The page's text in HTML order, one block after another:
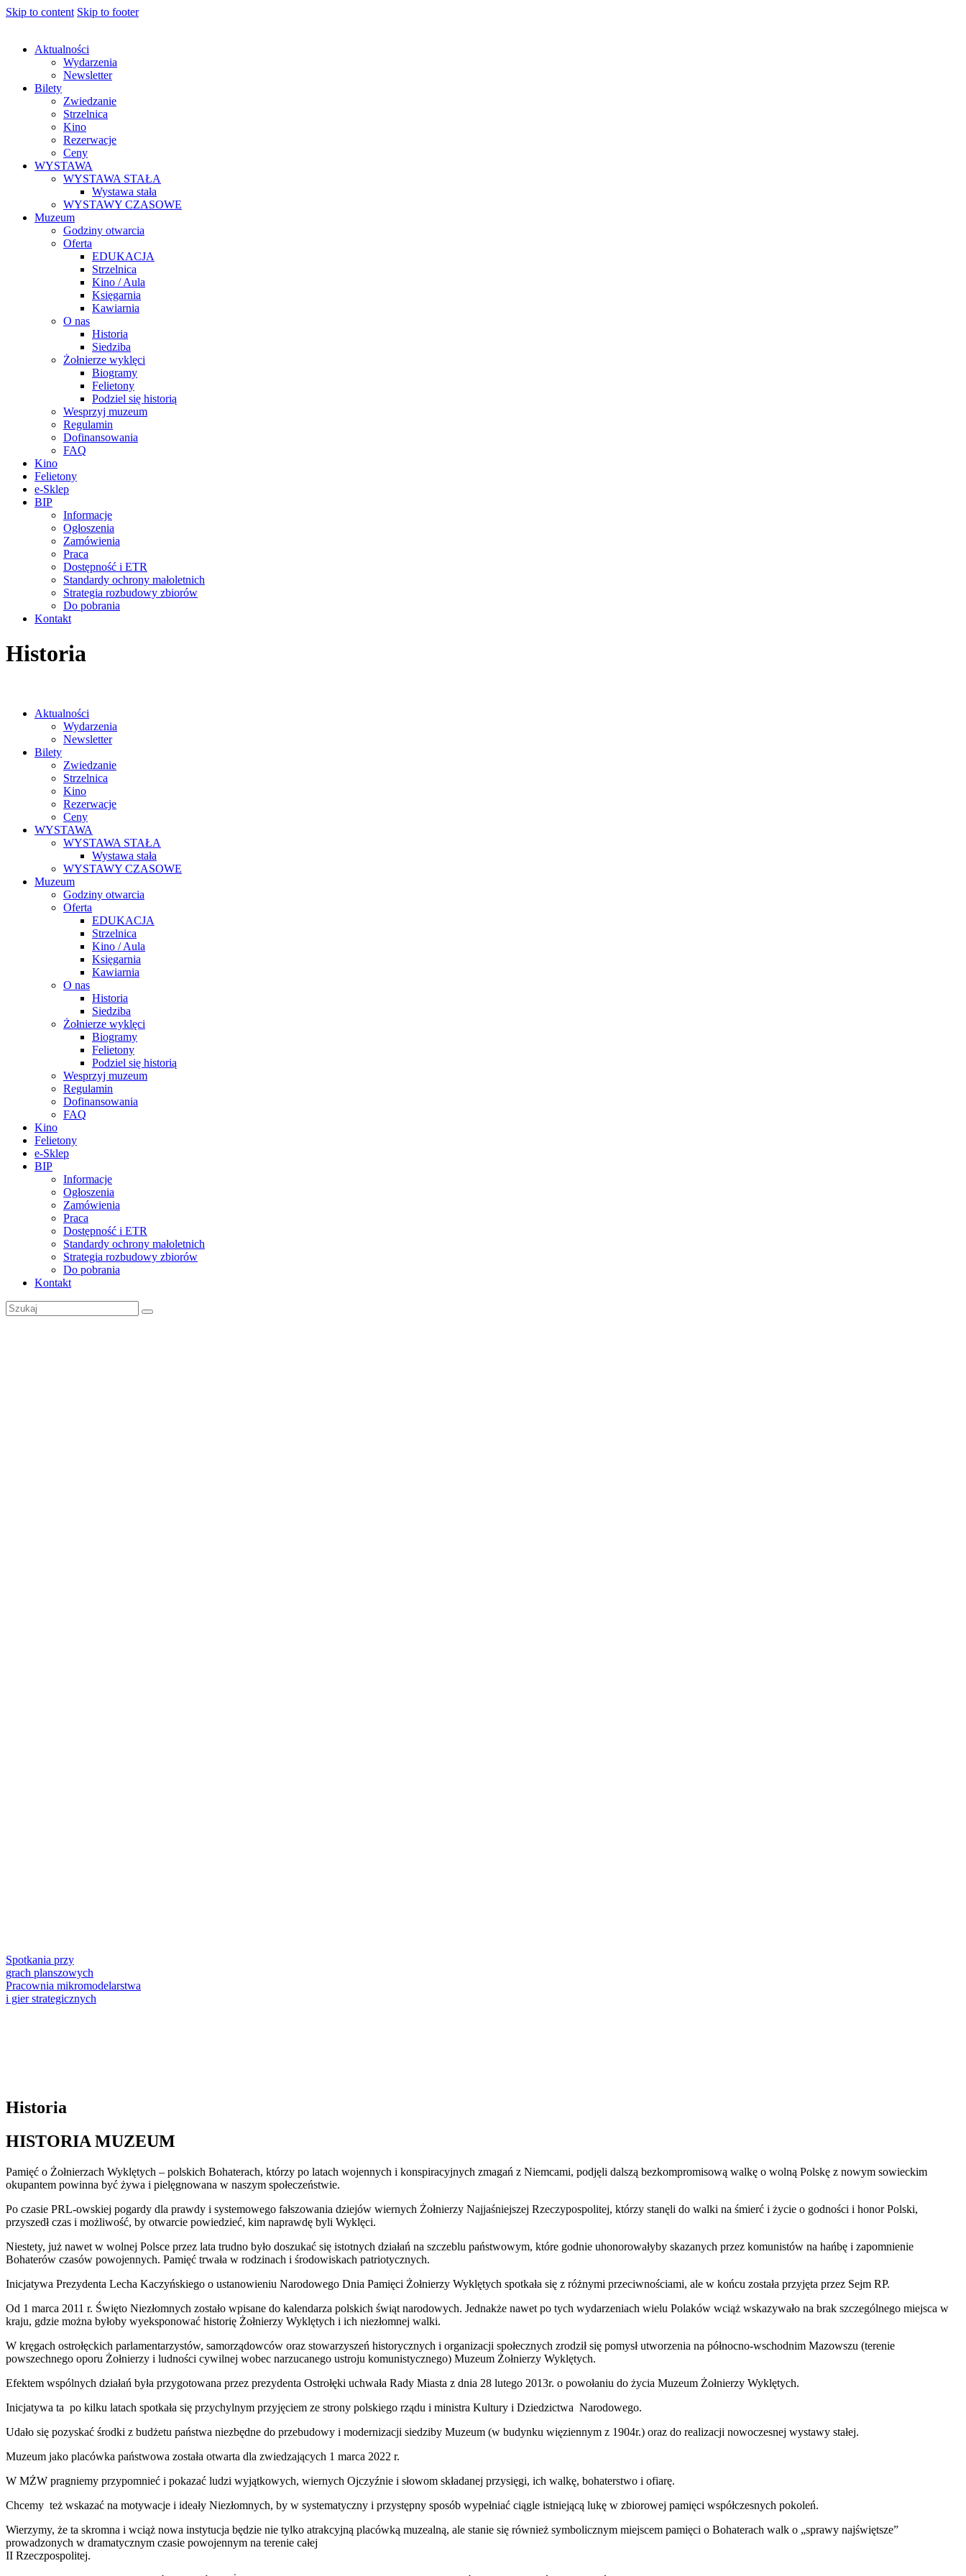
Skip to content Skip to footer
Aktualności
Wydarzenia
Newsletter
Bilety
Zwiedzanie
Strzelnica
Kino
Rezerwacje
Ceny
WYSTAWA
WYSTAWA STAŁA
Wystawa stała
WYSTAWY CZASOWE
Muzeum
Godziny otwarcia
Oferta
EDUKACJA
Strzelnica
Kino / Aula
Księgarnia
Kawiarnia
O nas
Historia
Siedziba
Żołnierze wyklęci
Biogramy
Felietony
Podziel się historią
Wesprzyj muzeum
Regulamin
Dofinansowania
FAQ
Kino
Felietony
e-Sklep
BIP
Informacje
Ogłoszenia
Zamówienia
Praca
Dostępność i ETR
Standardy ochrony małoletnich
Strategia rozbudowy zbiorów
Do pobrania
Kontakt
Historia
Aktualności
Wydarzenia
Newsletter
Bilety
Zwiedzanie
Strzelnica
Kino
Rezerwacje
Ceny
WYSTAWA
WYSTAWA STAŁA
Wystawa stała
WYSTAWY CZASOWE
Muzeum
Godziny otwarcia
Oferta
EDUKACJA
Strzelnica
Kino / Aula
Księgarnia
Kawiarnia
O nas
Historia
Siedziba
Żołnierze wyklęci
Biogramy
Felietony
Podziel się historią
Wesprzyj muzeum
Regulamin
Dofinansowania
FAQ
Kino
Felietony
e-Sklep
BIP
Informacje
Ogłoszenia
Zamówienia
Praca
Dostępność i ETR
Standardy ochrony małoletnich
Strategia rozbudowy zbiorów
Do pobrania
Kontakt
Spotkania przy
grach planszowych
Pracownia mikromodelarstwa
i gier strategicznych
Historia
HISTORIA MUZEUM
Pamięć o Żołnierzach Wyklętych – polskich Bohaterach, którzy po latach wojennych i konspiracyjnych zmagań z Niemcami, podjęli dalszą bezkompromisową walkę o wolną Polskę z nowym sowieckim
okupantem powinna być żywa i pielęgnowana w naszym społeczeństwie.
Po czasie PRL-owskiej pogardy dla prawdy i systemowego fałszowania dziejów wiernych Żołnierzy Najjaśniejszej Rzeczypospolitej, którzy stanęli do walki na śmierć i życie o godności i honor Polski,
przyszedł czas i możliwość, by otwarcie powiedzieć, kim naprawdę byli Wyklęci.
Niestety, już nawet w wolnej Polsce przez lata trudno było doszukać się istotnych działań na szczeblu państwowym, które godnie uhonorowałyby skazanych przez komunistów na hańbę i zapomnienie
Bohaterów czasów powojennych. Pamięć trwała w rodzinach i środowiskach patriotycznych.
Inicjatywa Prezydenta Lecha Kaczyńskiego o ustanowieniu Narodowego Dnia Pamięci Żołnierzy Wyklętych spotkała się z różnymi przeciwnościami, ale w końcu została przyjęta przez Sejm RP.
Od 1 marca 2011 r. Święto Niezłomnych zostało wpisane do kalendarza polskich świąt narodowych. Jednakże nawet po tych wydarzeniach wielu Polaków wciąż wskazywało na brak szczególnego miejsca w
kraju, gdzie można byłoby wyeksponować historię Żołnierzy Wyklętych i ich niezłomnej walki.
W kręgach ostrołęckich parlamentarzystów, samorządowców oraz stowarzyszeń historycznych i organizacji społecznych zrodził się pomysł utworzenia na północno-wschodnim Mazowszu (terenie
powszechnego oporu Żołnierzy i ludności cywilnej wobec narzucanego ustroju komunistycznego) Muzeum Żołnierzy Wyklętych.
Efektem wspólnych działań była przygotowana przez prezydenta Ostrołęki uchwała Rady Miasta z dnia 28 lutego 2013r. o powołaniu do życia Muzeum Żołnierzy Wyklętych.
Inicjatywa ta po kilku latach spotkała się przychylnym przyjęciem ze strony polskiego rządu i ministra Kultury i Dziedzictwa Narodowego.
Udało się pozyskać środki z budżetu państwa niezbędne do przebudowy i modernizacji siedziby Muzeum (w budynku więziennym z 1904r.) oraz do realizacji nowoczesnej wystawy stałej.
Muzeum jako placówka państwowa została otwarta dla zwiedzających 1 marca 2022 r.
W MŻW pragniemy przypomnieć i pokazać ludzi wyjątkowych, wiernych Ojczyźnie i słowom składanej przysięgi, ich walkę, bohaterstwo i ofiarę.
Chcemy też wskazać na motywacje i ideały Niezłomnych, by w systematyczny i przystępny sposób wypełniać ciągle istniejącą lukę w zbiorowej pamięci współczesnych pokoleń.
Wierzymy, że ta skromna i wciąż nowa instytucja będzie nie tylko atrakcyjną placówką muzealną, ale stanie się również symbolicznym miejscem pamięci o Bohaterach walk o „sprawy najświętsze”
prowadzonych w dramatycznym czasie powojennym na terenie całej
II Rzeczpospolitej.